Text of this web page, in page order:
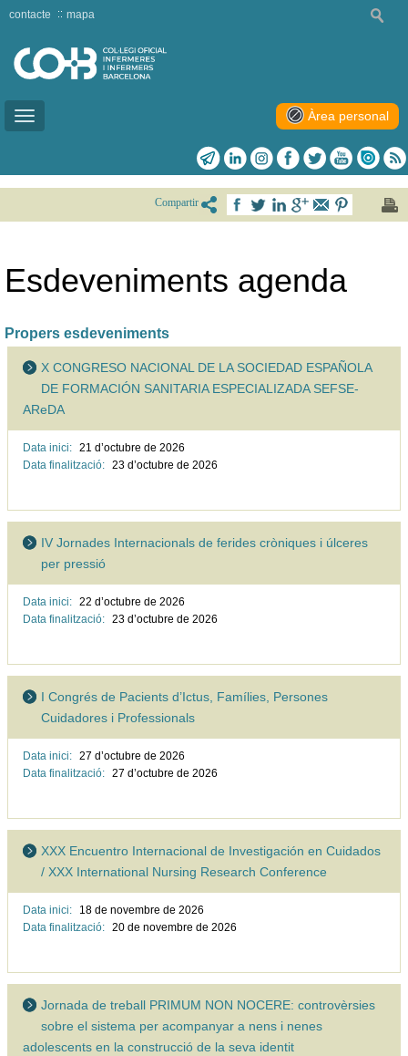
Toggle
contacte mapa
Àrea personal
Compartir
Esdeveniments agenda
Propers esdeveniments
X CONGRESO NACIONAL DE LA SOCIEDAD ESPAÑOLA
DE FORMACIÓN SANITARIA ESPECIALIZADA SEFSE-
AReDA
Data inici: 21 d’octubre de 2026
Data finalització: 23 d’octubre de 2026
IV Jornades Internacionals de ferides cròniques i úlceres
per pressió
Data inici: 22 d’octubre de 2026
Data finalització: 23 d’octubre de 2026
I Congrés de Pacients d’Ictus, Famílies, Persones
Cuidadores i Professionals
Data inici: 27 d’octubre de 2026
Data finalització: 27 d’octubre de 2026
XXX Encuentro Internacional de Investigación en Cuidados
/ XXX International Nursing Research Conference
Data inici: 18 de novembre de 2026
Data finalització: 20 de novembre de 2026
Jornada de treball PRIMUM NON NOCERE: controvèrsies
sobre el sistema per acompanyar a nens i nenes
adolescents en la construcció de la seva identit